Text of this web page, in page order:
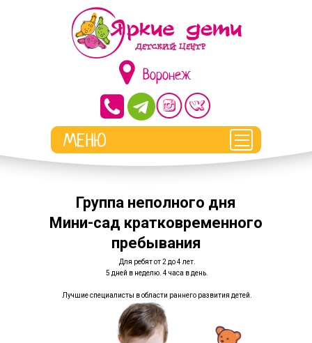
Воронеж
Группа неполного дня
Мини-сад кратковременного
пребывания
Для ребят от 2 до 4 лет.
5 дней в неделю. 4 часа в день.
Лучшие специалисты в области раннего развития детей.